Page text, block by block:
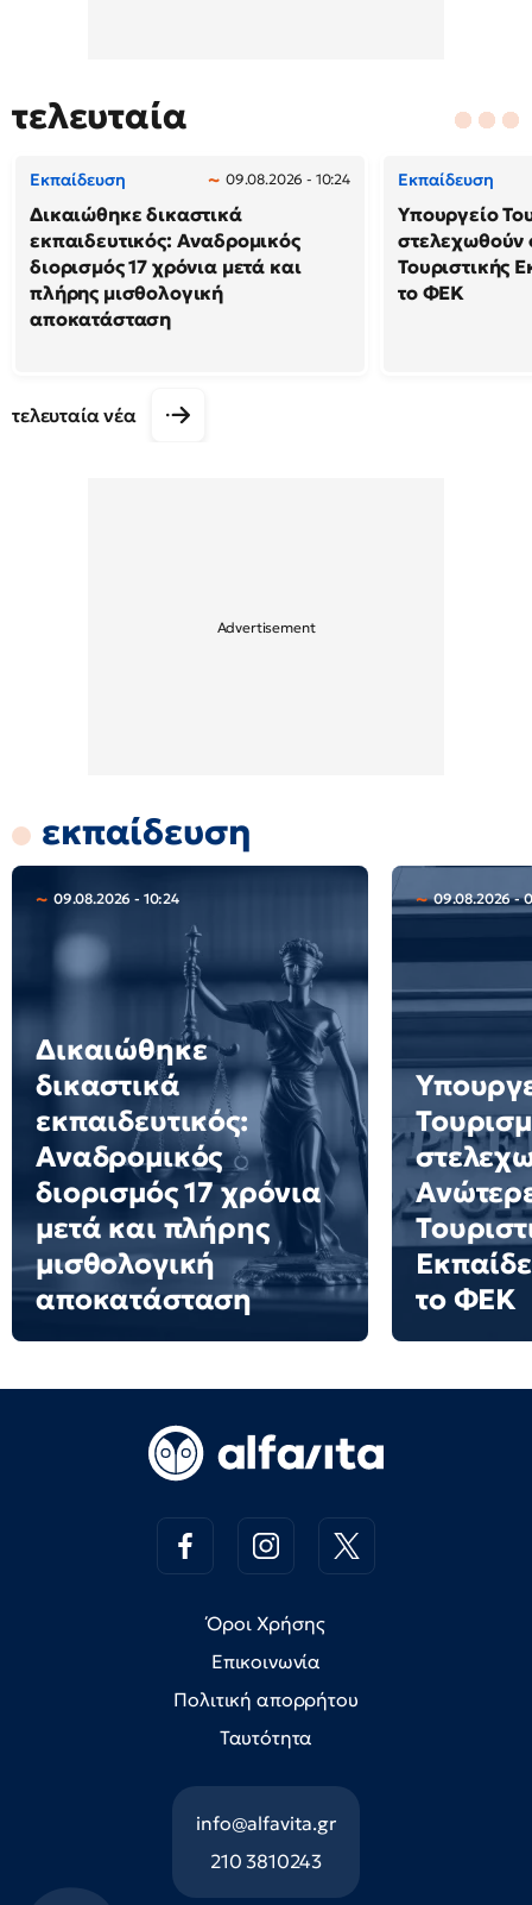
τελευταία
Εκπαίδευση 09.08.2026 - 10:24
Δικαιώθηκε δικαστικά
εκπαιδευτικός: Αναδρομικός
διορισμός 17 χρόνια μετά και
πλήρης μισθολογική
αποκατάσταση
Εκπαίδευση
Υπουργείο
στελεχωθούν
Τουριστικής
το ΦΕΚ
τελευταία νέα
εκπαίδευση
09.08.2026 - 10:24
Δικαιώθηκε
δικαστικά
εκπαιδευτικός:
Αναδρομικός
διορισμός 17 χρόνια
μετά και πλήρης
μισθολογική
αποκατάσταση
09.08.2026 -
το ΦΕΚ
Όροι Χρήσης
Επικοινωνία
Πολιτική απορρήτου
Ταυτότητα
info@alfavita.gr
210 3810243